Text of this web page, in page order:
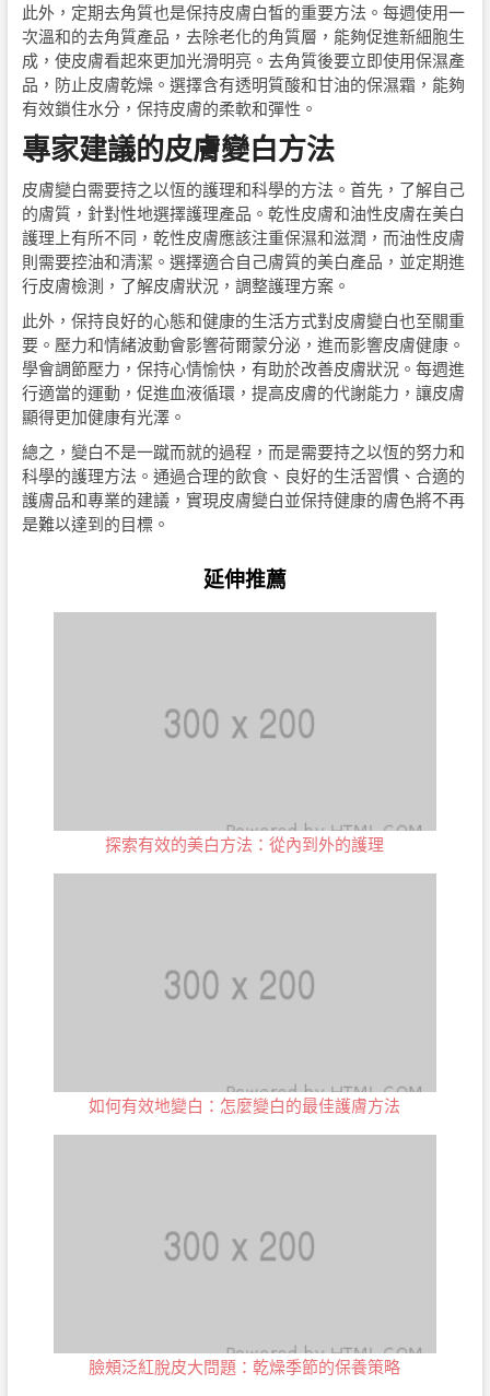
此外，定期去角質也是保持皮膚白皙的重要方法。每週使用一
次溫和的去角質產品，去除老化的角質層，能夠促進新細胞生
成，使皮膚看起來更加光滑明亮。去角質後要立即使用保濕產
品，防止皮膚乾燥。選擇含有透明質酸和甘油的保濕霜，能夠
有效鎖住水分，保持皮膚的柔軟和彈性。
專家建議的皮膚變白方法
皮膚變白需要持之以恆的護理和科學的方法。首先，了解自己
的膚質，針對性地選擇護理產品。乾性皮膚和油性皮膚在美白
護理上有所不同，乾性皮膚應該注重保濕和滋潤，而油性皮膚
則需要控油和清潔。選擇適合自己膚質的美白產品，並定期進
行皮膚檢測，了解皮膚狀況，調整護理方案。
此外，保持良好的心態和健康的生活方式對皮膚變白也至關重
要。壓力和情緒波動會影響荷爾蒙分泌，進而影響皮膚健康。
學會調節壓力，保持心情愉快，有助於改善皮膚狀況。每週進
行適當的運動，促進血液循環，提高皮膚的代謝能力，讓皮膚
顯得更加健康有光澤。
總之，變白不是一蹴而就的過程，而是需要持之以恆的努力和
科學的護理方法。通過合理的飲食、良好的生活習慣、合適的
護膚品和專業的建議，實現皮膚變白並保持健康的膚色將不再
是難以達到的目標。
延伸推薦
探索有效的美白方法：從內到外的護理
如何有效地變白：怎麼變白的最佳護膚方法
臉頰泛紅脫皮大問題：乾燥季節的保養策略